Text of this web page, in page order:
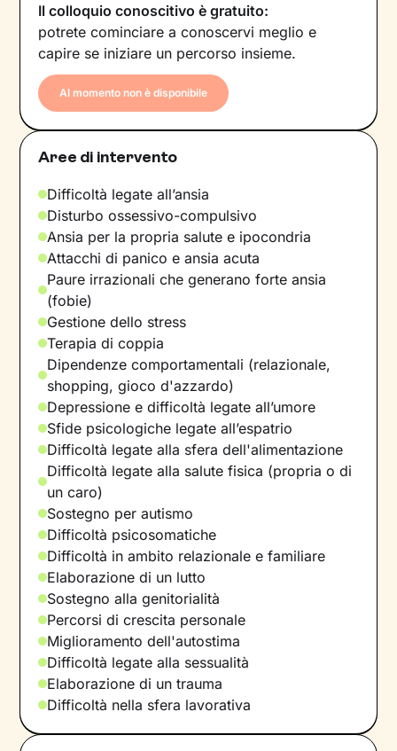
Il colloquio conoscitivo è gratuito:
potrete cominciare a conoscervi meglio e
capire se iniziare un percorso insieme.
Al momento non è disponibile
Aree di intervento
Difficoltà legate all’ansia
Disturbo ossessivo-compulsivo
Ansia per la propria salute e ipocondria
Attacchi di panico e ansia acuta
Paure irrazionali che generano forte ansia
(fobie)
Gestione dello stress
Terapia di coppia
Dipendenze comportamentali (relazionale,
shopping, gioco d'azzardo)
Depressione e difficoltà legate all’umore
Sfide psicologiche legate all’espatrio
Difficoltà legate alla sfera dell'alimentazione
Difficoltà legate alla salute fisica (propria o di
un caro)
Sostegno per autismo
Difficoltà psicosomatiche
Difficoltà in ambito relazionale e familiare
Elaborazione di un lutto
Sostegno alla genitorialità
Percorsi di crescita personale
Miglioramento dell'autostima
Difficoltà legate alla sessualità
Elaborazione di un trauma
Difficoltà nella sfera lavorativa